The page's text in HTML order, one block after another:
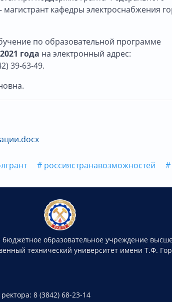
кафедры электроснабжения
по образовательной программе
года на электронный адрес:
39-63-49.
# россиястранавозможностей
бюджетное образовательное учреждение
технический университет имени Т.Ф.
8 (3842) 68-23-14